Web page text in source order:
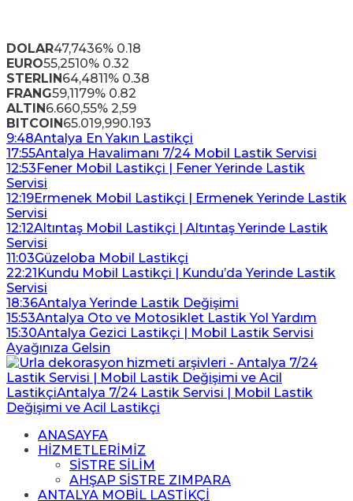
DOLAR47,7436% 0.18
EURO55,2510% 0.32
STERLIN64,4811% 0.38
FRANG59,1179% 0.82
ALTIN6.660,55% 2,59
BITCOIN65.019,990.193
9:48Antalya En Yakın Lastikçi
17:55Antalya Havalimanı 7/24 Mobil Lastik Servisi
12:53Fener Mobil Lastikçi | Fener Yerinde Lastik
Servisi
12:19Ermenek Mobil Lastikçi | Ermenek Yerinde Lastik
Servisi
12:12Altıntaş Mobil Lastikçi | Altıntaş Yerinde Lastik
Servisi
11:03Güzeloba Mobil Lastikçi
22:21Kundu Mobil Lastikçi | Kundu’da Yerinde Lastik
Servisi
18:36Antalya Yerinde Lastik Değişimi
15:53Antalya Oto ve Motosiklet Lastik Yol Yardım
15:30Antalya Gezici Lastikçi | Mobil Lastik Servisi
Ayağınıza Gelsin
ANASAYFA
HİZMETLERİMİZ
SİSTRE SİLİM
AHŞAP SİSTRE ZIMPARA
ANTALYA MOBİL LASTİKÇİ